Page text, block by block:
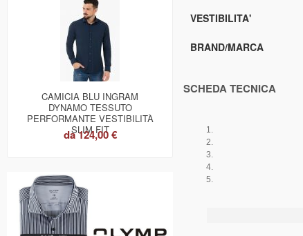
CAMICIA BLU INGRAM
DYNAMO TESSUTO
PERFORMANTE VESTIBILITÀ
SLIM FIT
da124,00 €
VESTIBILITA'
BRAND/MARCA
SCHEDA TECNICA